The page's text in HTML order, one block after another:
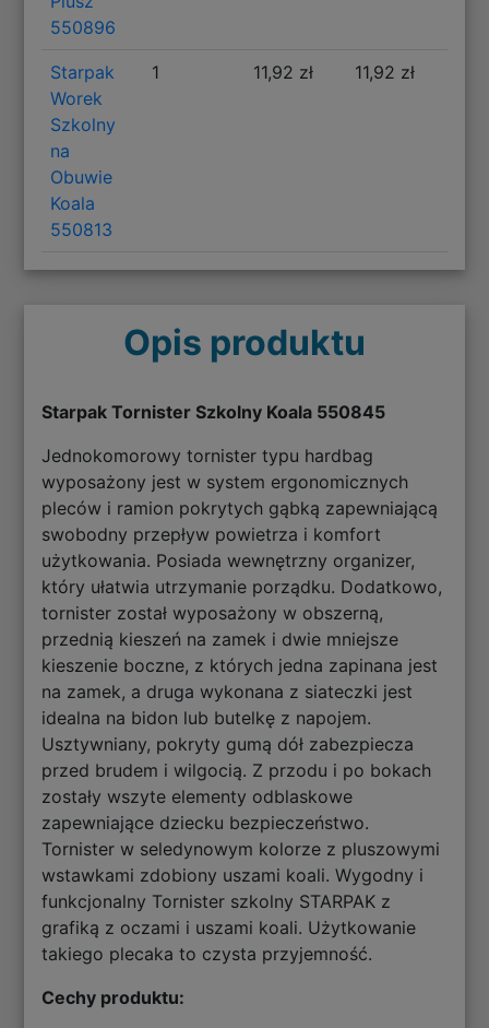
550896
Starpak
Worek
Szkolny
na
Obuwie
Koala
550813
1 11,92 zł 11,92 zł
Opis produktu
Starpak Tornister Szkolny Koala 550845
Jednokomorowy tornister typu hardbag
wyposażony jest w system ergonomicznych
pleców i ramion pokrytych gąbką zapewniającą
swobodny przepływ powietrza i komfort
użytkowania. Posiada wewnętrzny organizer,
który ułatwia utrzymanie porządku. Dodatkowo,
tornister został wyposażony w obszerną,
przednią kieszeń na zamek i dwie mniejsze
kieszenie boczne, z których jedna zapinana jest
na zamek, a druga wykonana z siateczki jest
idealna na bidon lub butelkę z napojem.
Usztywniany, pokryty gumą dół zabezpiecza
przed brudem i wilgocią. Z przodu i po bokach
zostały wszyte elementy odblaskowe
zapewniające dziecku bezpieczeństwo.
Tornister w seledynowym kolorze z pluszowymi
wstawkami zdobiony uszami koali. Wygodny i
funkcjonalny Tornister szkolny STARPAK z
grafiką z oczami i uszami koali. Użytkowanie
takiego plecaka to czysta przyjemność.
Cechy produktu: